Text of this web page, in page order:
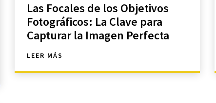
Las Focales de los Objetivos
Fotográficos: La Clave para
Capturar la Imagen Perfecta
LEER MÁS